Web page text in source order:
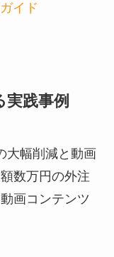
イド
践事例
大幅削減と動画
数万円の外注
画コンテンツ